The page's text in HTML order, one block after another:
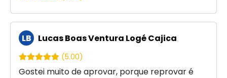
LB Lucas Boas Ventura Logé Cajica
(5.00)
Gostei muito de aprovar, porque reprovar é